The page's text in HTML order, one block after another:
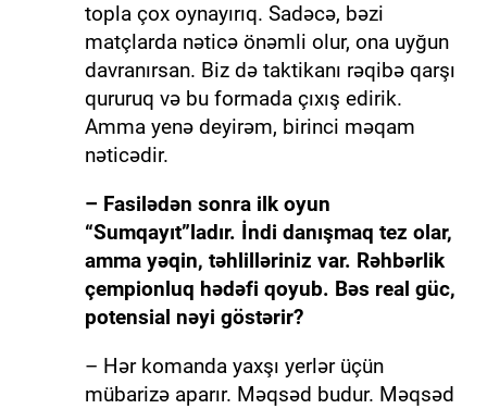
topla çox oynayırıq. Sadəcə, bəzi
matçlarda nəticə önəmli olur, ona uyğun
davranırsan. Biz də taktikanı rəqibə qarşı
qururuq və bu formada çıxış edirik.
Amma yenə deyirəm, birinci məqam
nəticədir.
– Fasilədən sonra ilk oyun
“Sumqayıt”ladır. İndi danışmaq tez olar,
amma yəqin, təhlilləriniz var. Rəhbərlik
çempionluq hədəfi qoyub. Bəs real güc,
potensial nəyi göstərir?
– Hər komanda yaxşı yerlər üçün
mübarizə aparır. Məqsəd budur. Məqsəd